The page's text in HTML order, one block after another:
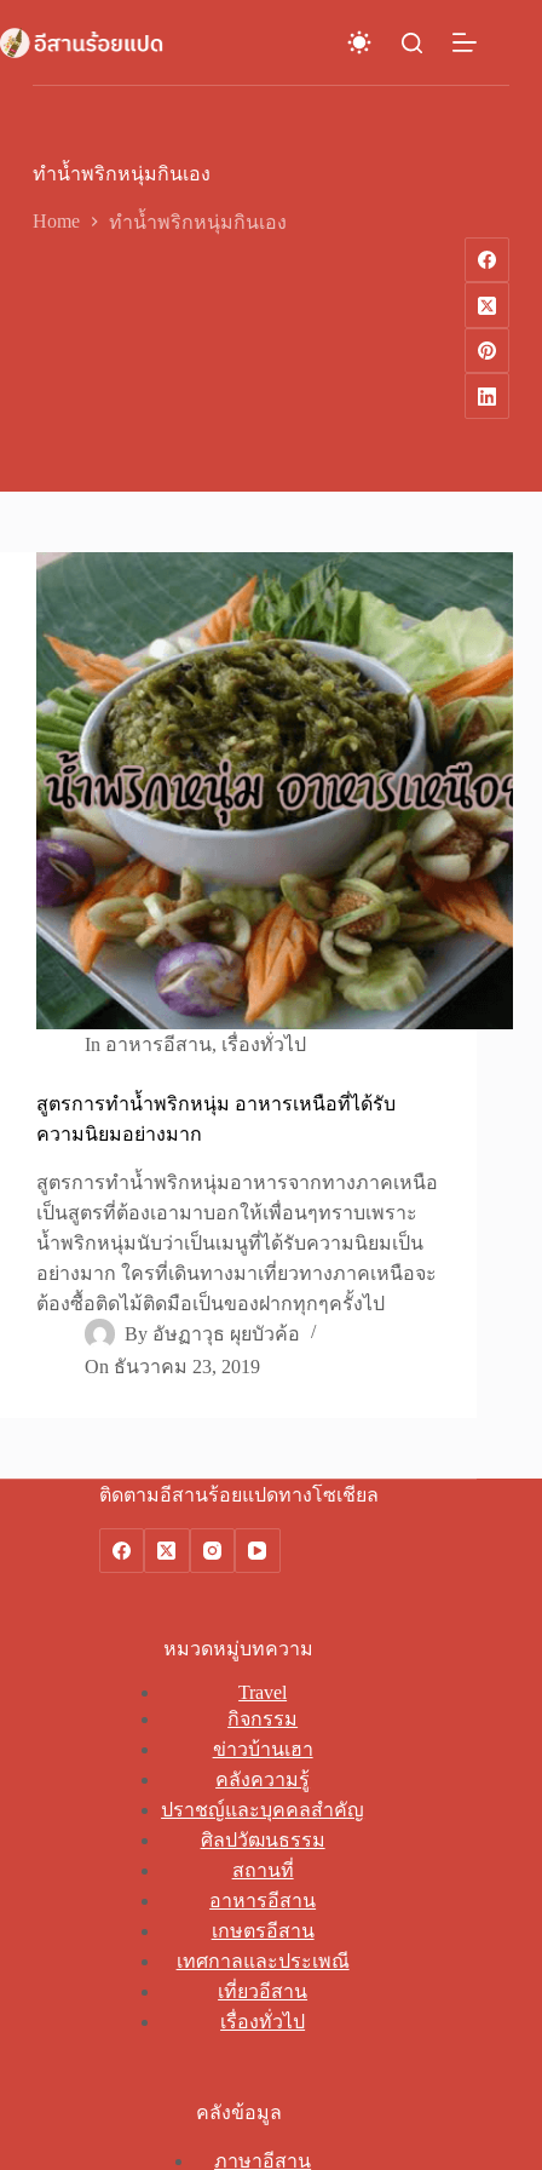
to
content
ทำน้ำพริกหนุ่มกินเอง
Home ทำน้ำพริกหนุ่มกินเอง
In อาหารอีสาน, เรื่องทั่วไป
สูตรการทำน้ำพริกหนุ่ม อาหารเหนือที่ได้รับ
ความนิยมอย่างมาก
สูตรการทำน้ำพริกหนุ่มอาหารจากทางภาคเหนือ
เป็นสูตรที่ต้องเอามาบอกให้เพื่อนๆทราบเพราะ
น้ำพริกหนุ่มนับว่าเป็นเมนูที่ได้รับความนิยมเป็น
อย่างมาก ใครที่เดินทางมาเที่ยวทางภาคเหนือจะ
ต้องซื้อติดไม้ติดมือเป็นของฝากทุกๆครั้งไป
By อัษฏาวุธ ผุยบัวค้อ
On ธันวาคม 23, 2019
ติดตามอีสานร้อยแปดทางโซเชียล
หมวดหมู่บทความ
Travel
กิจกรรม
ข่าวบ้านเฮา
คลังความรู้
ปราชญ์และบุคคลสำคัญ
ศิลปวัฒนธรรม
สถานที่
อาหารอีสาน
เกษตรอีสาน
เทศกาลและประเพณี
เที่ยวอีสาน
เรื่องทั่วไป
คลังข้อมูล
ภาษาอีสาน